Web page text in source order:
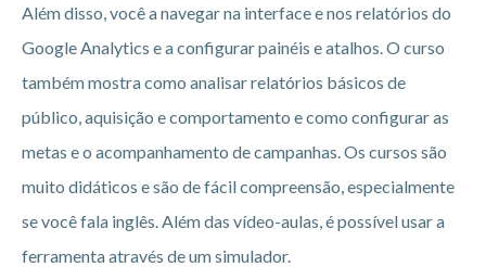
Além disso, você a navegar na interface e nos relatórios do
Google Analytics e a configurar painéis e atalhos. O curso
também mostra como analisar relatórios básicos de
público, aquisição e comportamento e como configurar as
metas e o acompanhamento de campanhas. Os cursos são
muito didáticos e são de fácil compreensão, especialmente
se você fala inglês. Além das vídeo-aulas, é possível usar a
ferramenta através de um simulador.